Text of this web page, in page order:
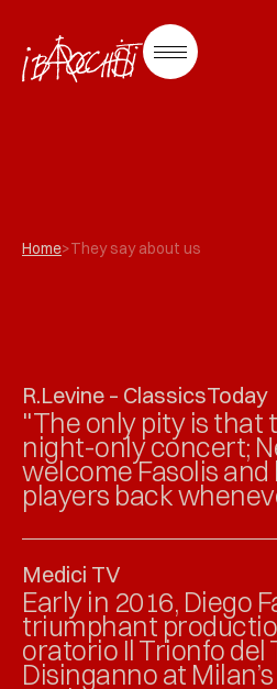
Home>They say about us
R.Levine – ClassicsToday
"The only pity is that
night-only concert;
welcome Fasolis and
players back
Medici TV
Early in 2016, Diego
triumphant
oratorio Il Trionfo del
Disinganno at